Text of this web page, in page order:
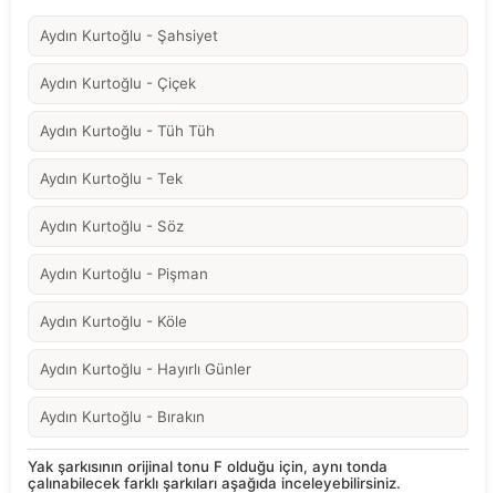
Aydın Kurtoğlu - Şahsiyet
Aydın Kurtoğlu - Çiçek
Aydın Kurtoğlu - Tüh Tüh
Aydın Kurtoğlu - Tek
Aydın Kurtoğlu - Söz
Aydın Kurtoğlu - Pişman
Aydın Kurtoğlu - Köle
Aydın Kurtoğlu - Hayırlı Günler
Aydın Kurtoğlu - Bırakın
Yak şarkısının orijinal tonu F olduğu için, aynı tonda
çalınabilecek farklı şarkıları aşağıda inceleyebilirsiniz.